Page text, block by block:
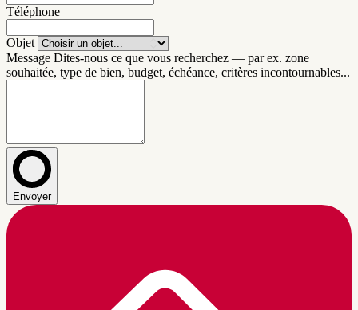
Téléphone
Objet
Message Dites-nous ce que vous recherchez — par ex. zone
souhaitée, type de bien, budget, échéance, critères incontournables...
Envoyer